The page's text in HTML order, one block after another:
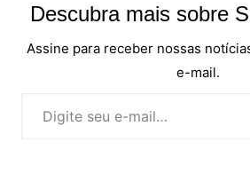
Descubra mais sobre
Assine para receber nossas
e-mail.